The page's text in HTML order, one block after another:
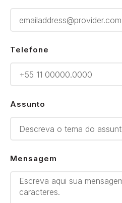
Telefone
Assunto
Mensagem